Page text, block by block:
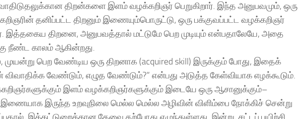
திறன்களை இளம் வழக்கறிஞர் பெறுகிறார். இந்த அனுபவமும், ஒரு
தனிப்பட்ட திறனும் இணையும்பொருட்டு, ஒரு பக்குவப்பட்ட வழக்கறிஞர்
இத்தகைய திறனை, அனுபவத்தால் மட்டுமே பெற முடியும் என்பதாலேயே, அதை
நீண்ட காலம் ஆகின்றது.
முயன்று பெற வேண்டிய ஒரு திறனாக (acquired skill) இருக்கும் போது, இதைக்
விவாதிக்க வேண்டும், எழுத வேண்டும்?” என்பது அடுத்த கேள்வியாக எழக்கூடும்.
இளம் வழக்கறிஞர்களுக்கும் இடையே ஒரு ஆசானுக்கும்–
இணையாக இருந்த உறவுநிலை மெல்ல மெல்ல அழிவின் விளிம்பை நோக்கிச் சென்று